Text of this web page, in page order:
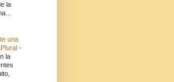
la
una
-
la